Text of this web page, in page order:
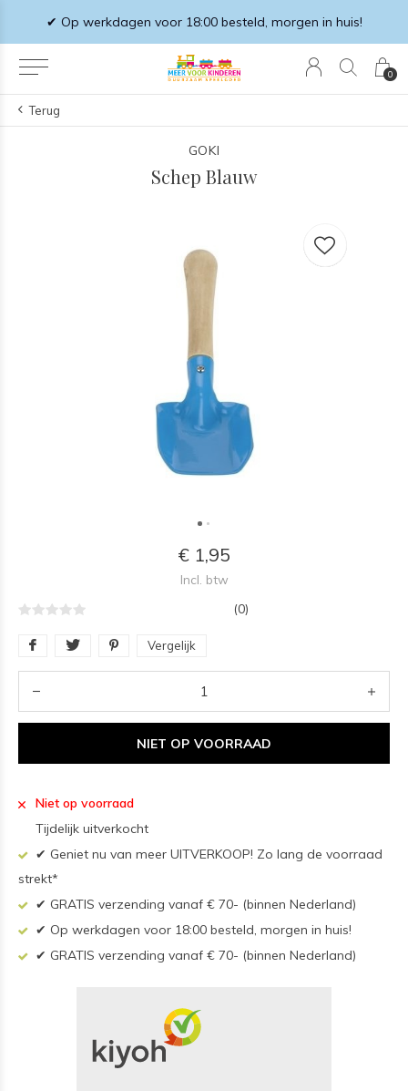
0
✔ Op werkdagen voor 18:00 besteld, morgen in huis!
Terug
GOKI
Schep Blauw
€ 1,95
Incl. btw
(0)
Vergelijk
NIET OP VOORRAAD
Niet op voorraad
Tijdelijk uitverkocht
✔ Geniet nu van meer UITVERKOOP! Zo lang de voorraad
strekt*
✔ GRATIS verzending vanaf € 70- (binnen Nederland)
✔ Op werkdagen voor 18:00 besteld, morgen in huis!
✔ GRATIS verzending vanaf € 70- (binnen Nederland)